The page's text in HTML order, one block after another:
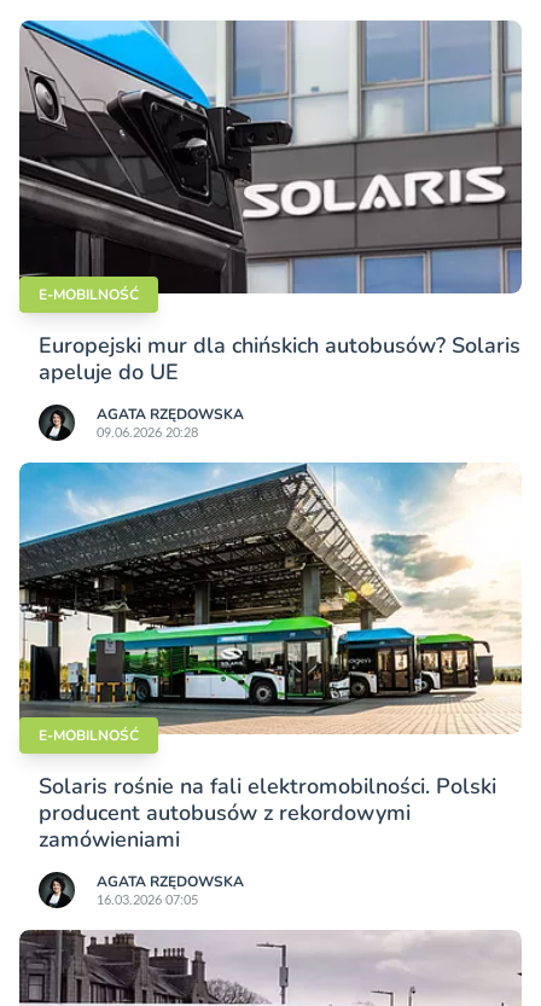
E-MOBILNOŚĆ
Europejski mur dla chińskich autobusów? Solaris
apeluje do UE
AGATA RZĘDOWSKA
09.06.2026 20:28
E-MOBILNOŚĆ
Solaris rośnie na fali elektromobilności. Polski
producent autobusów z rekordowymi
zamówieniami
AGATA RZĘDOWSKA
16.03.2026 07:05